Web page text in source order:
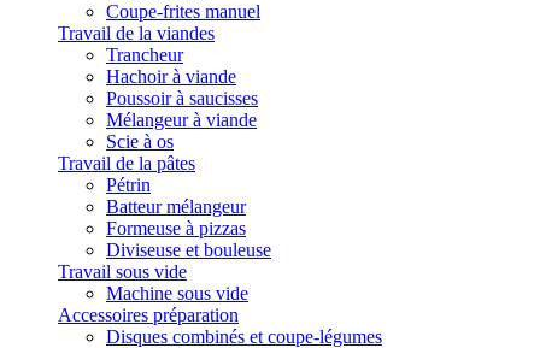
Coupe-frites manuel
Travail de la viandes
Trancheur
Hachoir à viande
Poussoir à saucisses
Mélangeur à viande
Scie à os
Travail de la pâtes
Pétrin
Batteur mélangeur
Formeuse à pizzas
Diviseuse et bouleuse
Travail sous vide
Machine sous vide
Accessoires préparation
Disques combinés et coupe-légumes